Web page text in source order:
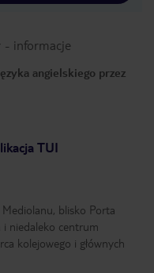
- informacje
angielskiego przez
TUI
blisko Porta
i niedaleko centrum
kolejowego i głównych